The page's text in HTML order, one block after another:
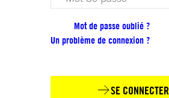
Mot de passe oublié ?
Un problème de connexion ?
SE CONNECTER